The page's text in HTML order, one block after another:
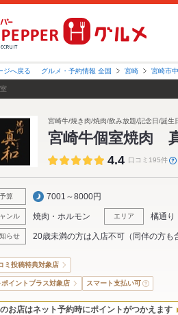
ジへ戻る グルメ・予約情報 全国 宮崎 宮崎市
宮崎牛/焼き肉/焼肉/飲み放題/記念日/誕
宮崎牛個室焼肉
4.4 口コミ195件
予算 7001～8000円
ンル 焼肉・ホルモン エリア 橘通り
らせ 20歳未満の方は入店不可（同伴の方も
ミ投稿特典対象店
ポイントプラス対象店 スマート支払い可
お店はネット予約時にポイントがつかえます